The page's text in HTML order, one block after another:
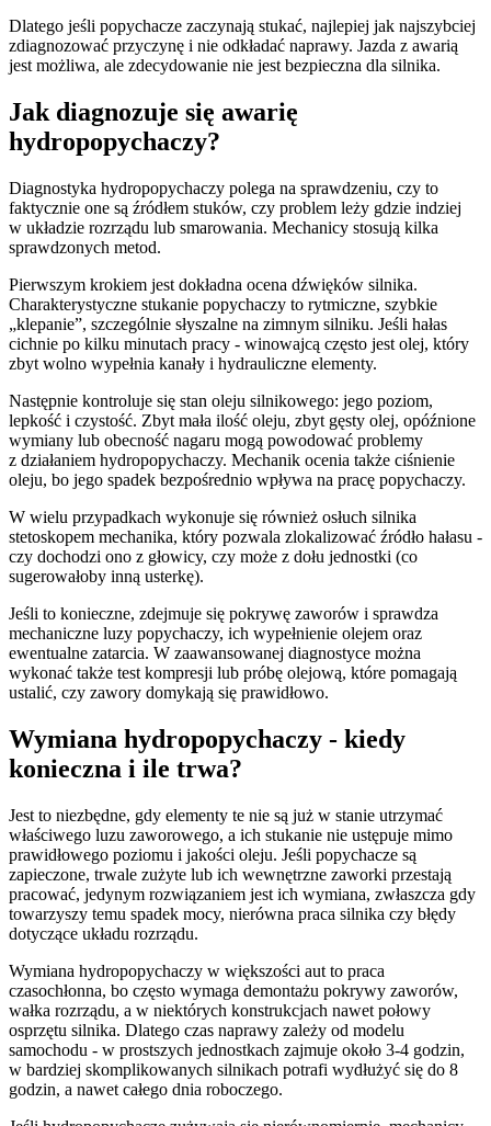
Dlatego jeśli popychacze zaczynają stukać, najlepiej jak najszybciej
zdiagnozować przyczynę i nie odkładać naprawy. Jazda z awarią
jest możliwa, ale zdecydowanie nie jest bezpieczna dla silnika.
Jak diagnozuje się awarię
hydropopychaczy?
Diagnostyka hydropopychaczy polega na sprawdzeniu, czy to
faktycznie one są źródłem stuków, czy problem leży gdzie indziej
w układzie rozrządu lub smarowania. Mechanicy stosują kilka
sprawdzonych metod.
Pierwszym krokiem jest dokładna ocena dźwięków silnika.
Charakterystyczne stukanie popychaczy to rytmiczne, szybkie
„klepanie”, szczególnie słyszalne na zimnym silniku. Jeśli hałas
cichnie po kilku minutach pracy - winowajcą często jest olej, który
zbyt wolno wypełnia kanały i hydrauliczne elementy.
Następnie kontroluje się stan oleju silnikowego: jego poziom,
lepkość i czystość. Zbyt mała ilość oleju, zbyt gęsty olej, opóźnione
wymiany lub obecność nagaru mogą powodować problemy
z działaniem hydropopychaczy. Mechanik ocenia także ciśnienie
oleju, bo jego spadek bezpośrednio wpływa na pracę popychaczy.
W wielu przypadkach wykonuje się również osłuch silnika
stetoskopem mechanika, który pozwala zlokalizować źródło hałasu -
czy dochodzi ono z głowicy, czy może z dołu jednostki (co
sugerowałoby inną usterkę).
Jeśli to konieczne, zdejmuje się pokrywę zaworów i sprawdza
mechaniczne luzy popychaczy, ich wypełnienie olejem oraz
ewentualne zatarcia. W zaawansowanej diagnostyce można
wykonać także test kompresji lub próbę olejową, które pomagają
ustalić, czy zawory domykają się prawidłowo.
Wymiana hydropopychaczy - kiedy
konieczna i ile trwa?
Jest to niezbędne, gdy elementy te nie są już w stanie utrzymać
właściwego luzu zaworowego, a ich stukanie nie ustępuje mimo
prawidłowego poziomu i jakości oleju. Jeśli popychacze są
zapieczone, trwale zużyte lub ich wewnętrzne zaworki przestają
pracować, jedynym rozwiązaniem jest ich wymiana, zwłaszcza gdy
towarzyszy temu spadek mocy, nierówna praca silnika czy błędy
dotyczące układu rozrządu.
Wymiana hydropopychaczy w większości aut to praca
czasochłonna, bo często wymaga demontażu pokrywy zaworów,
wałka rozrządu, a w niektórych konstrukcjach nawet połowy
osprzętu silnika. Dlatego czas naprawy zależy od modelu
samochodu - w prostszych jednostkach zajmuje około 3-4 godzin,
w bardziej skomplikowanych silnikach potrafi wydłużyć się do 8
godzin, a nawet całego dnia roboczego.